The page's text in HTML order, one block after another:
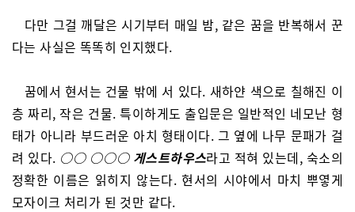
다만 그걸 깨달은 시기부터 매일 밤, 같은 꿈을 반복해서 꾼
다는 사실은 똑똑히 인지했다.
꿈에서 현서는 건물 밖에 서 있다. 새하얀 색으로 칠해진 이
층 짜리, 작은 건물. 특이하게도 출입문은 일반적인 네모난 형
태가 아니라 부드러운 아치 형태이다. 그 옆에 나무 문패가 걸
려 있다. ○○ ○○○ 게스트하우스라고 적혀 있는데, 숙소의
정확한 이름은 읽히지 않는다. 현서의 시야에서 마치 뿌옇게
모자이크 처리가 된 것만 같다.